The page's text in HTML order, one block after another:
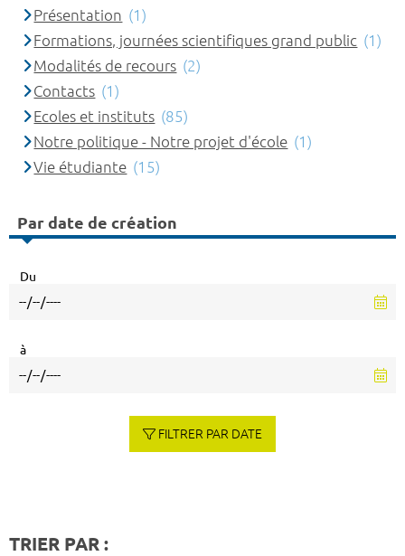
Présentation (1)
Formations, journées scientifiques grand public (1)
Modalités de recours (2)
Contacts (1)
Ecoles et instituts (85)
Notre politique - Notre projet d'école (1)
Vie étudiante (15)
Par date de création
Du
à
FILTRER PAR DATE
TRIER PAR :